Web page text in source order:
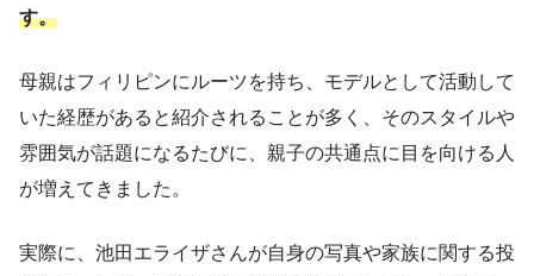
す。
母親はフィリピンにルーツを持ち、モデルとして活動して
いた経歴があると紹介されることが多く、そのスタイルや
雰囲気が話題になるたびに、親子の共通点に目を向ける人
が増えてきました。
実際に、池田エライザさんが自身の写真や家族に関する投